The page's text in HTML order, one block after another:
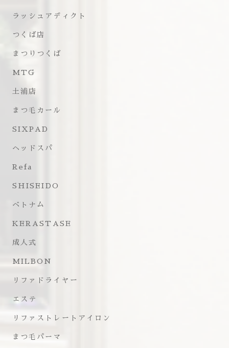
ラッシュアディクト
つくば店
まつりつくば
MTG
土浦店
まつ毛カール
SIXPAD
ヘッドスパ
Refa
SHISEIDO
ベトナム
KERASTASE
成人式
MILBON
リファドライヤー
エステ
リファストレートアイロン
まつ毛パーマ